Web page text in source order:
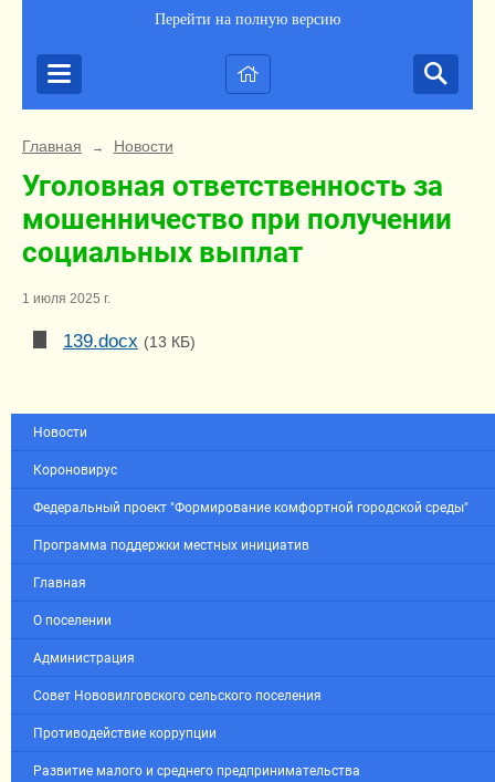
Перейти на полную версию
Главная → Новости
Уголовная ответственность за
мошенничество при получении
социальных выплат
1 июля 2025 г.
139.docx (13 КБ)
Новости
Короновирус
Федеральный проект "Формирование комфортной городской среды"
Программа поддержки местных инициатив
Главная
О поселении
Администрация
Совет Нововилговского сельского поселения
Противодействие коррупции
Развитие малого и среднего предпринимательства